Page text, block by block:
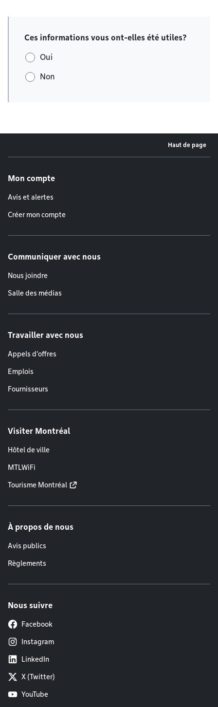
Ces informations vous ont-elles été utiles?
Oui
Non
Haut de page
Mon compte
Avis et alertes
Créer mon compte
Communiquer avec nous
Nous joindre
Salle des médias
Travailler avec nous
Appels d'offres
Emplois
Fournisseurs
Visiter Montréal
Hôtel de ville
MTLWiFi
Tourisme Montréal
À propos de nous
Avis publics
Règlements
Nous suivre
Facebook
Instagram
LinkedIn
X (Twitter)
YouTube